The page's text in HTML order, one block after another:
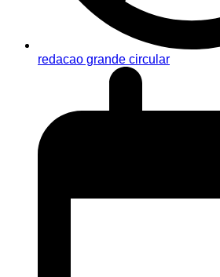
redacao grande circular